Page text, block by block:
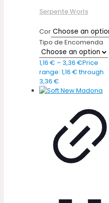
Serpente Worls
Cor
Tipo de Encomenda
1,16 € – 3,36 €Price
range: 1,16 € through
3,36 €